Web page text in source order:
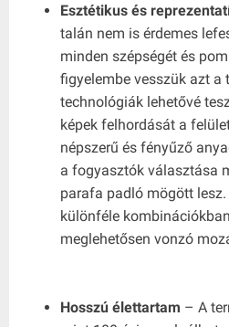
Esztétikus és
talán nem is érdemes
minden szépségét és
figyelembe vesszük azt a
technológiák lehetővé
képek felhordását a
népszerű és fényűző
a fogyasztók választása
parafa padló mögött
különféle
meglehetősen vonzó
Hosszú élettartam – A